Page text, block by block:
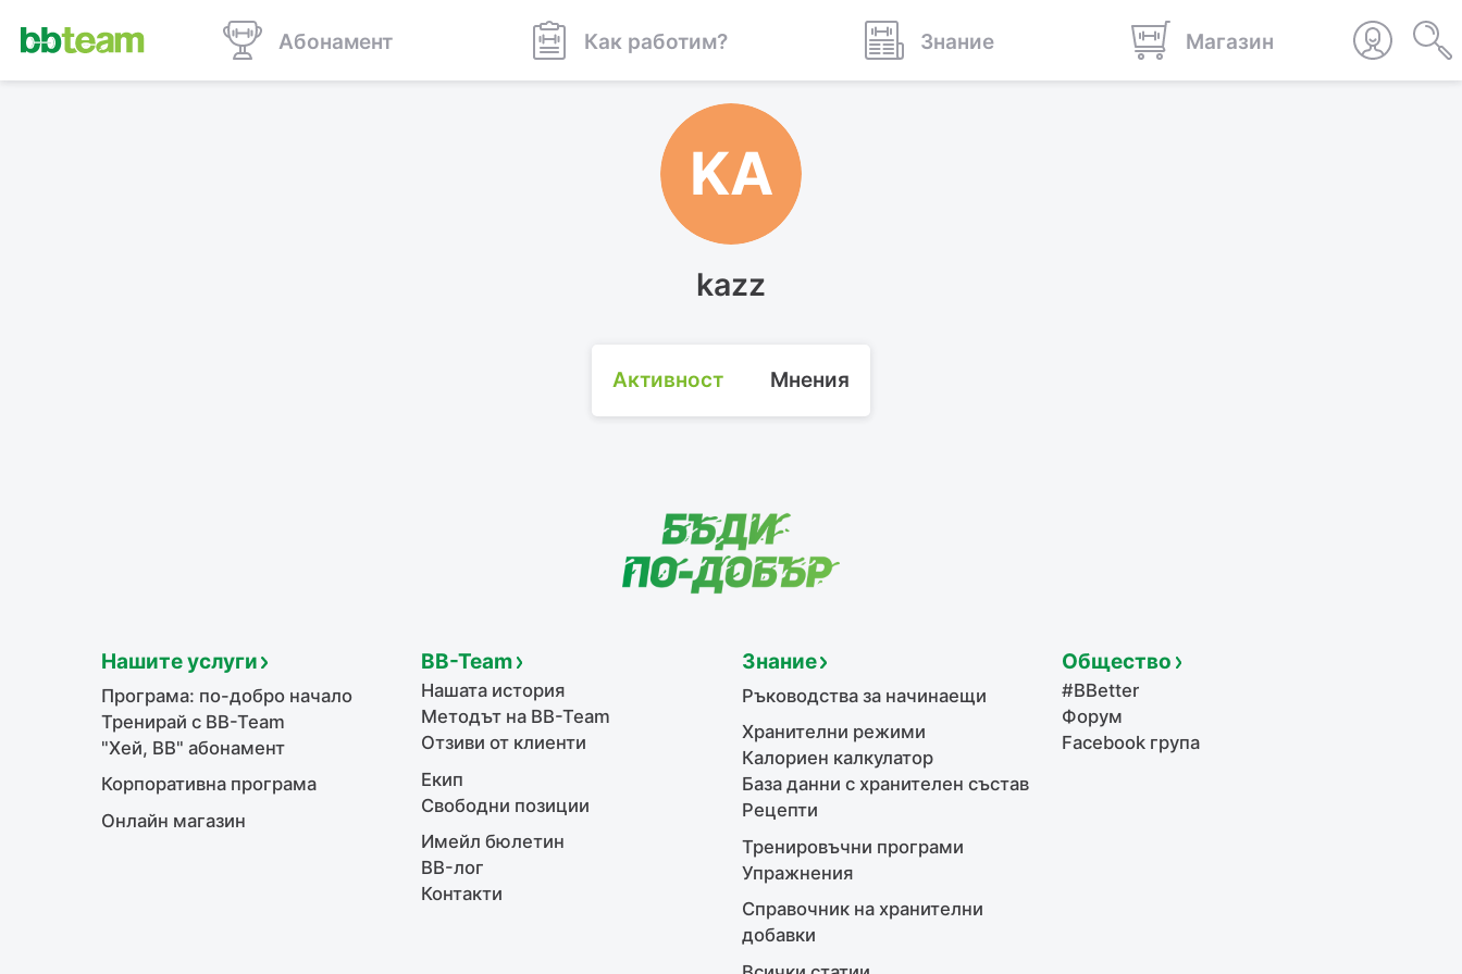
Абонамент Как работим? Знание Магазин
KA
kazz
Активност Мнения
Нашите услуги
Програма: по-добро начало
Тренирай с BB-Team
"Хей, ВВ" абонамент
Корпоративна програма
Онлайн магазин
BB-Team
Нашата история
Методът на BB-Team
Отзиви от клиенти
Екип
Свободни позиции
Имейл бюлетин
BB-лог
Контакти
Знание
Ръководства за начинаещи
Хранителни режими
Калориен калкулатор
База данни с хранителен състав
Рецепти
Тренировъчни програми
Упражнения
Справочник на хранителни
добавки
Общество
#BBetter
Форум
Facebook група